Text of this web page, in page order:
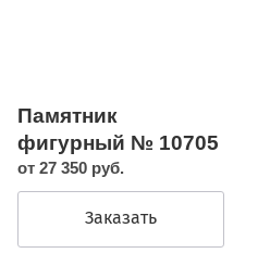
Памятник
фигурный № 10705
от 27 350 руб.
Заказать